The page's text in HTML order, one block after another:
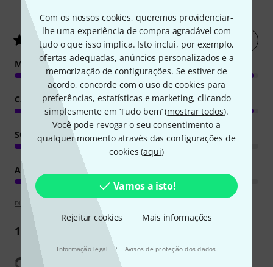
Com os nossos cookies, queremos providenciar-
lhe uma experiência de compra agradável com
tudo o que isso implica. Isto inclui, por exemplo,
ofertas adequadas, anúncios personalizados e a
memorização de configurações. Se estiver de
acordo, concorde com o uso de cookies para
preferências, estatísticas e marketing, clicando
simplesmente em ‘Tudo bem’ (mostrar todos).
Você pode revogar o seu consentimento a
qualquer momento através das configurações de
cookies (aqui)
Vamos a isto!
Rejeitar cookies Mais informações
Informação legal · Avisos de proteção dos dados
4.9/ 5 Avaliar agora
MANUSEIO
CARACTERÍSTICAS
SOM
ACABAMENTO
Diretrizes de apreciações
12 Críticas